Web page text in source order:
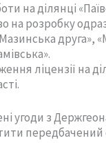
на ділянці
на розробку
друга»,
ліцензії на
угоди з
передбачений